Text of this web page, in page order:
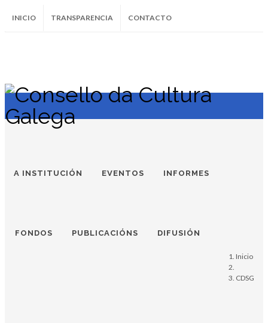
INICIO TRANSPARENCIA CONTACTO
InstagramFacebookTwitter Soundcloud
Youtube
A INSTITUCIÓN EVENTOS INFORMES
FONDOS PUBLICACIÓNS DIFUSIÓN
Inicio
CDSG